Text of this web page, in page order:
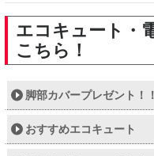
エコキュート・
こちら！
脚部カバープレゼント！！
おすすめエコキュート